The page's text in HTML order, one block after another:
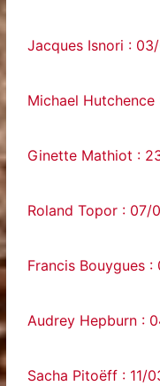
Jacques Isnori :
Michael
Ginette Mathiot :
Roland Topor : 07/
Francis Bouygues
Audrey Hepburn :
Sacha Pitoëff : 11/